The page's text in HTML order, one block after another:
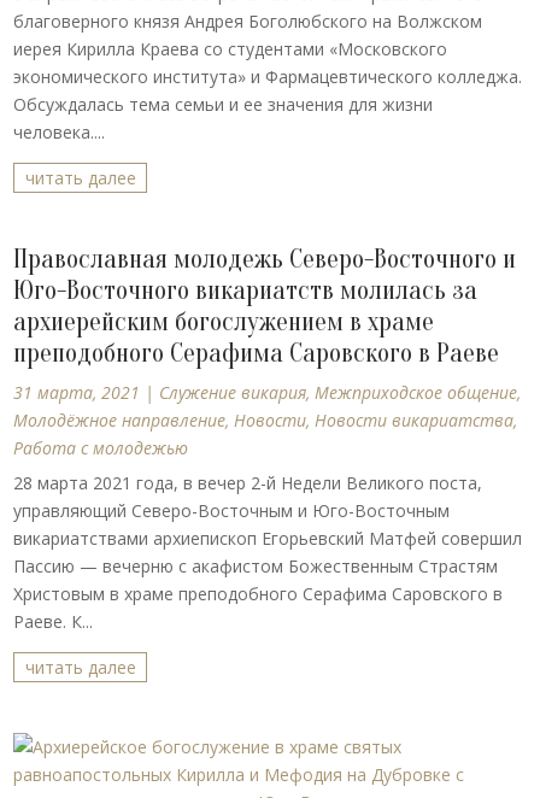
благоверного князя Андрея Боголюбского на Волжском
иерея Кирилла Краева со студентами «Московского
экономического института» и Фармацевтического колледжа.
Обсуждалась тема семьи и ее значения для жизни
человека....
читать далее
Православная молодежь Северо-Восточного и
Юго-Восточного викариатств молилась за
архиерейским богослужением в храме
преподобного Серафима Саровского в Раеве
31 марта, 2021 | Cлужение викария,Межприходское общение,
Молодёжное направление,Новости,Новости викариатства,
Работа с молодежью
28 марта 2021 года, в вечер 2-й Недели Великого поста,
управляющий Северо-Восточным и Юго-Восточным
викариатствами архиепископ Егорьевский Матфей совершил
Пассию — вечерню с акафистом Божественным Страстям
Христовым в храме преподобного Серафима Саровского в
Раеве. К...
читать далее